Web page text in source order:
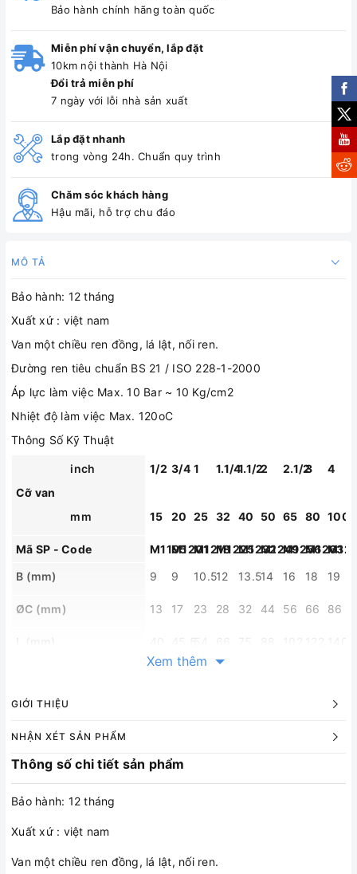
Bảo hành chính hãng toàn quốc
Miễn phí vận chuyển, lắp đặt
10km nội thành Hà Nội
Đổi trả miễn phí
7 ngày với lỗi nhà sản xuất
Lắp đặt nhanh
trong vòng 24h. Chuẩn quy trình
Chăm sóc khách hàng
Hậu mãi, hỗ trợ chu đáo
MÔ TẢ
Bảo hành: 12 tháng
Xuất xứ : việt nam
Van một chiều ren đồng, lá lật, nối ren.
Đường ren tiêu chuẩn BS 21 / ISO 228-1-2000
Áp lực làm việc Max. 10 Bar ~ 10 Kg/cm2
Nhiệt độ làm việc Max. 120oC
Thông Số Kỹ Thuật
inch
Cỡ van
mm
1/2
15
3/4
20
1
25
1.1/4
32
1.1/2
40
2
50
2.1/2
65
3
80
4
100
Mã SP - Code M1195M1201M1218M1225M1232M1249M1256M1263
B (mm)
9 9 10.512 13.514 16 18 19
ØC (mm) 13 17 23 28 32 44 56 66 86
24.530 37 47
Trọng lượng (g) 3280
Cái / hộp 1
Xem thêm
GIỚI THIỆU
NHẬN XÉT SẢN PHẨM
Thông số chi tiết sản phẩm
Bảo hành: 12 tháng
Xuất xứ : việt nam
Van một chiều ren đồng, lá lật, nối ren.